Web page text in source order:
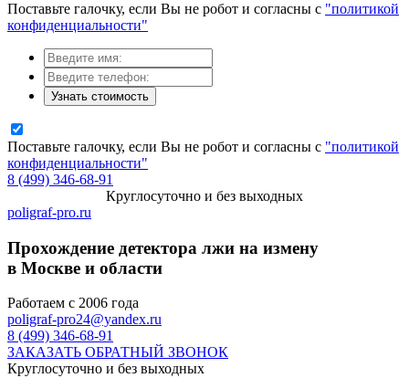
Поставьте галочку, если Вы не робот и согласны с "политикой
конфиденциальности"
Узнать стоимость
Поставьте галочку, если Вы не робот и согласны с "политикой
конфиденциальности"
8 (499) 346-68-91
Круглосуточно и без выходных
poligraf-pro.ru
Прохождение детектора лжи на измену
в Москве и области
Работаем с 2006 года
poligraf-pro24@yandex.ru
8 (499) 346-68-91
ЗАКАЗАТЬ ОБРАТНЫЙ ЗВОНОК
Круглосуточно и без выходных